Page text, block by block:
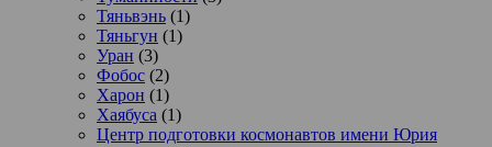
Тяньвэнь (1)
Тяньгун (1)
Уран (3)
Фобос (2)
Харон (1)
Хаябуса (1)
Центр подготовки космонавтов имени Юрия